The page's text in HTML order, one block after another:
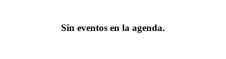
Sin eventos en la agenda.